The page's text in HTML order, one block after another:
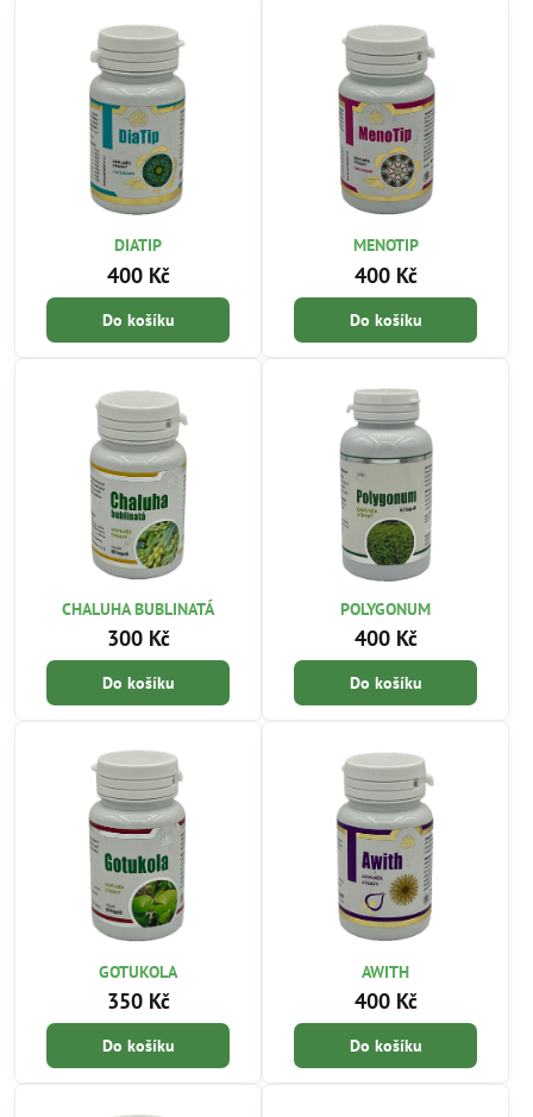
DIATIP
400 Kč
Do košíku
MENOTIP
400 Kč
Do košíku
CHALUHA BUBLINATÁ
300 Kč
Do košíku
POLYGONUM
400 Kč
Do košíku
GOTUKOLA
350 Kč
Do košíku
AWITH
400 Kč
Do košíku